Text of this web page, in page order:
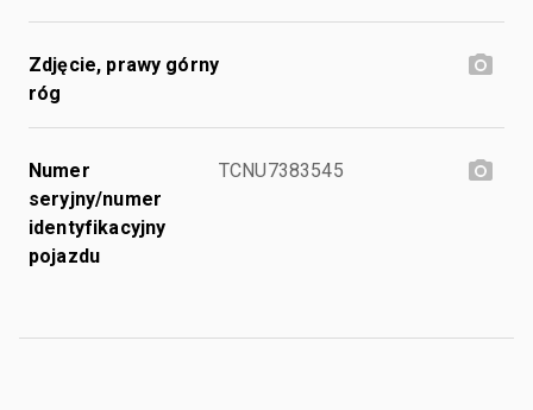
Zdjęcie, prawy górny
róg
Numer
seryjny/numer
identyfikacyjny
pojazdu
TCNU7383545